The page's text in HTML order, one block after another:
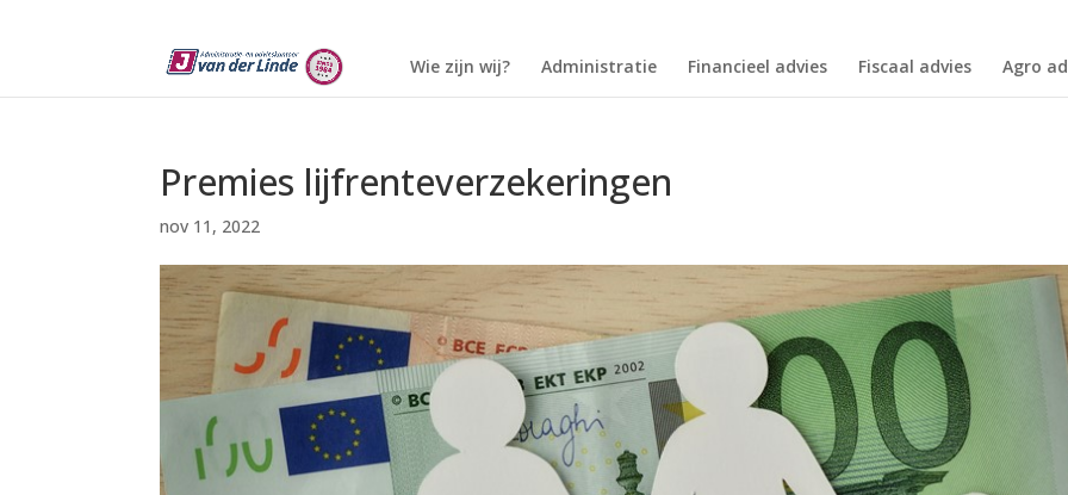
Wie zijn wij? Administratie Financieel advies Fiscaal advies Agro
Premies lijfrenteverzekeringen
nov 11, 2022